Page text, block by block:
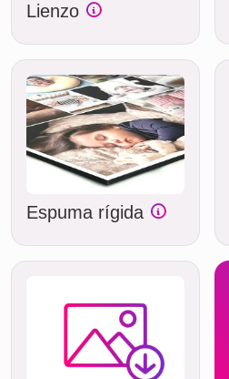
Lienzo
Espuma rígida